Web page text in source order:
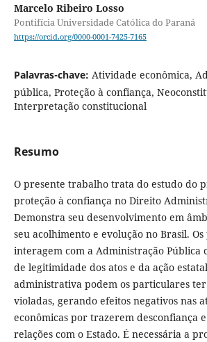
Marcelo Ribeiro Losso
Pontifícia Universidade Católica do Paraná
https://orcid.org/0000-0001-7425-7165
Palavras-chave: Atividade econômica,
pública, Proteção à confiança,
Interpretação constitucional
Resumo
O presente trabalho trata do estudo do
proteção à confiança no Direito
Demonstra seu desenvolvimento em
seu acolhimento e evolução no Brasil.
interagem com a Administração Pública
de legitimidade dos atos e da ação
administrativa podem os particulares ter
violadas, gerando efeitos negativos nas
econômicas por trazerem desconfiança
relações com o Estado. É necessária a